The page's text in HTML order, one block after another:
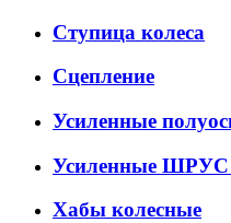
Ступица колеса
Сцепление
Усиленные
Усиленные ШРУС
Хабы колесные